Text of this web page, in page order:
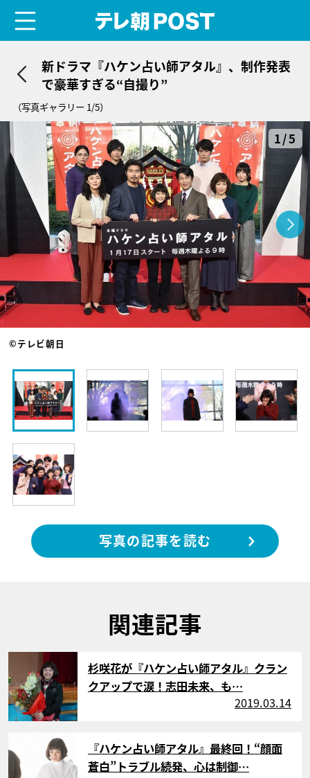
新ドラマ『ハケン占い師アタル』、制作発表
で豪華すぎる“自撮り”
（写真ギャラリー 1/5）
1/5
©テレビ朝日
写真の記事を読む
関連記事
サムネイル
杉咲花が『ハケン占い師アタル』クラン
クアップで涙！志田未来、も…
2019.03.14
『ハケン占い師アタル』最終回！“顔面
蒼白”トラブル続発、心は制御…